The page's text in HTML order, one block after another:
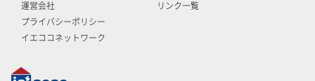
運営会社
リンク一覧
プライバシーポリシー
イエココネットワーク